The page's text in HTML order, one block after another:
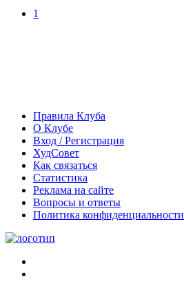
1
Правила Клуба
О Клубе
Вход / Регистрация
ХудСовет
Как связаться
Статистика
Реклама на сайте
Вопросы и ответы
Политика конфиденциальности